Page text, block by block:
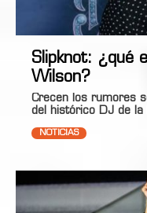
Slipknot: ¿qué
Wilson?
Crecen los rumores
del histórico DJ de la
NOTICIAS